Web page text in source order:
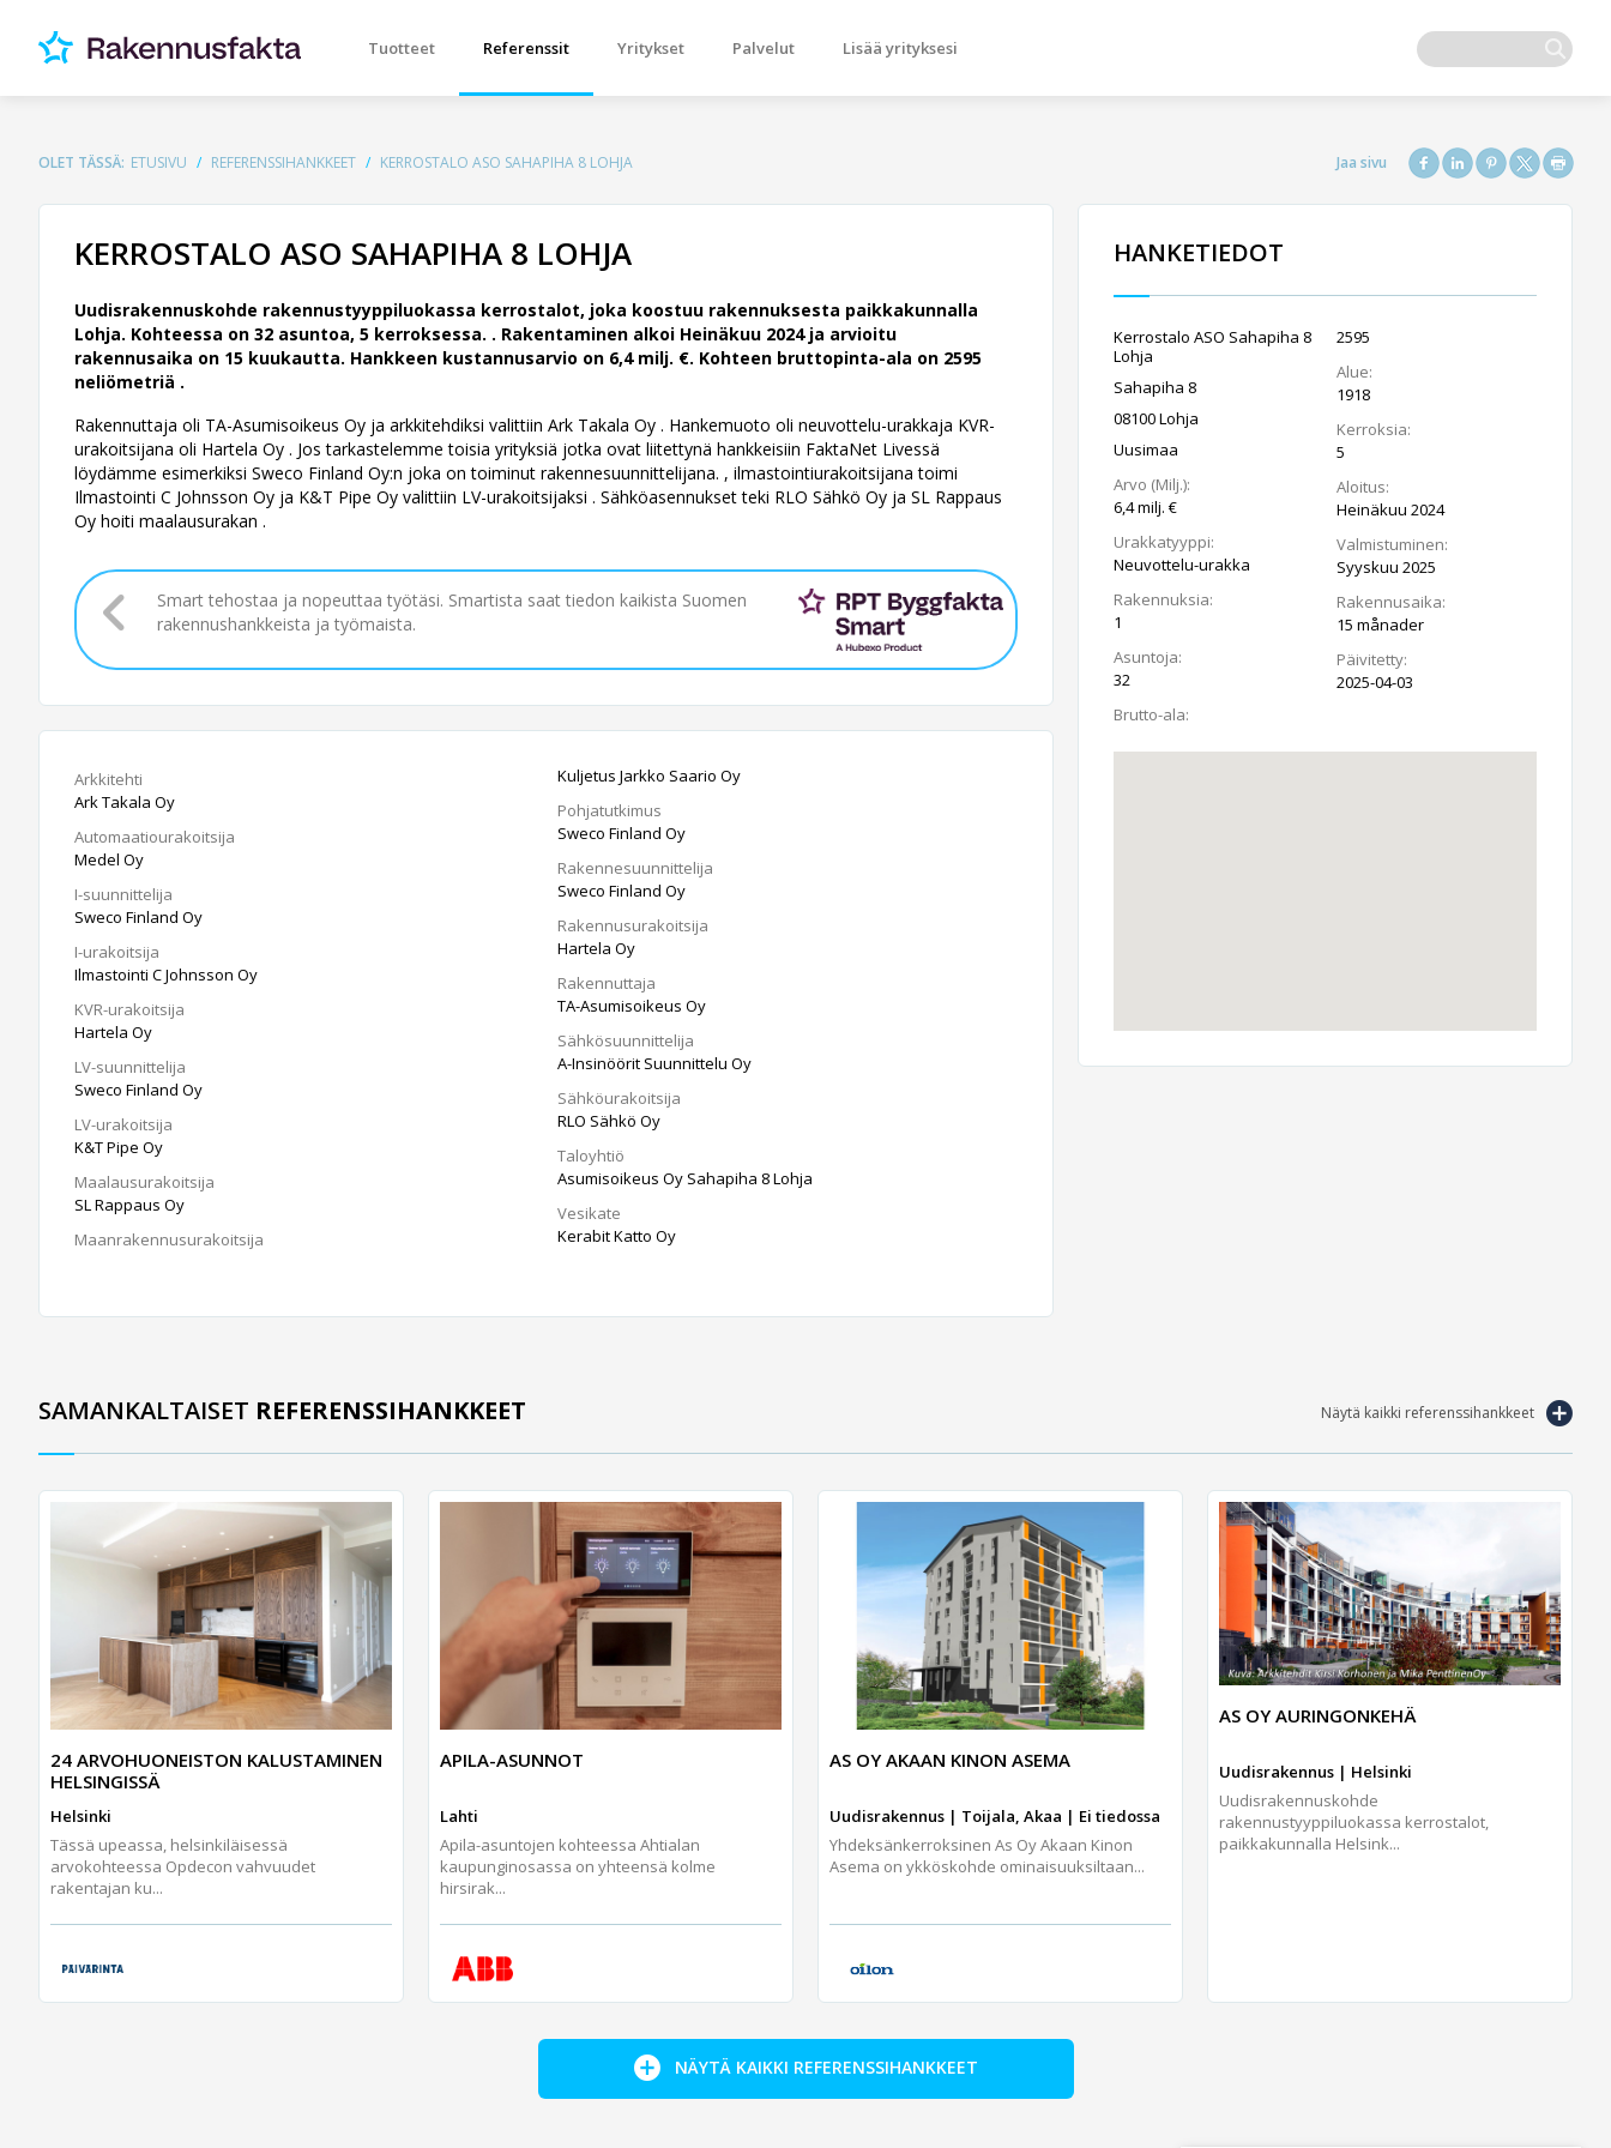
Tuotteet Referenssit Yritykset Palvelut Lisää yrityksesi
OLET TÄSSÄ: ETUSIVU REFERENSSIHANKKEET KERROSTALO ASO SAHAPIHA 8 LOHJA
KERROSTALO ASO SAHAPIHA 8 LOHJA
Uudisrakennuskohde rakennustyyppiluokassa kerrostalot, joka koostuu rakennuksesta paikkakunnalla
Lohja. Kohteessa on 32 asuntoa, 5 kerroksessa. . Rakentaminen alkoi Heinäkuu 2024 ja arvioitu
rakennusaika on 15 kuukautta. Hankkeen kustannusarvio on 6,4 milj. €. Kohteen bruttopinta-ala on 2595
neliömetriä .
Rakennuttaja oli TA-Asumisoikeus Oy ja arkkitehdiksi valittiin Ark Takala Oy . Hankemuoto oli neuvottelu-urakkaja KVR-
urakoitsijana oli Hartela Oy . Jos tarkastelemme toisia yrityksiä jotka ovat liitettynä hankkeisiin FaktaNet Livessä
löydämme esimerkiksi Sweco Finland Oy:n joka on toiminut rakennesuunnittelijana. , ilmastointiurakoitsijana toimi
Ilmastointi C Johnsson Oy ja K&T Pipe Oy valittiin LV-urakoitsijaksi . Sähköasennukset teki RLO Sähkö Oy ja SL Rappaus
Oy hoiti maalausurakan .
Smart tehostaa ja nopeuttaa työtäsi. Smartista saat tiedon kaikista Suomen
rakennushankkeista ja työmaista.
Arkkitehti
Ark Takala Oy
Automaatiourakoitsija
Medel Oy
I-suunnittelija
Sweco Finland Oy
I-urakoitsija
Ilmastointi C Johnsson Oy
KVR-urakoitsija
Hartela Oy
LV-suunnittelija
Sweco Finland Oy
LV-urakoitsija
K&T Pipe Oy
Maalausurakoitsija
SL Rappaus Oy
Maanrakennusurakoitsija
Kuljetus Jarkko Saario Oy
Pohjatutkimus
Sweco Finland Oy
Rakennesuunnittelija
Sweco Finland Oy
Rakennusurakoitsija
Hartela Oy
Rakennuttaja
TA-Asumisoikeus Oy
Sähkösuunnittelija
A-Insinöörit Suunnittelu Oy
Sähköurakoitsija
RLO Sähkö Oy
Taloyhtiö
Asumisoikeus Oy Sahapiha 8 Lohja
Vesikate
Kerabit Katto Oy
HANKETIEDOT
Kerrostalo ASO Sahapiha 8
Lohja
Sahapiha 8
08100 Lohja
Uusimaa
Arvo (Milj.):
6,4 milj. €
Urakkatyyppi:
Neuvottelu-urakka
Rakennuksia:
1
Asuntoja:
32
Brutto-ala:
2595
Alue:
1918
Kerroksia:
5
Aloitus:
Heinäkuu 2024
Valmistuminen:
Syyskuu 2025
Rakennusaika:
15 månader
Päivitetty:
2025-04-03
Näytä kaikki referenssihankkeet
SAMANKALTAISET REFERENSSIHANKKEET
24 ARVOHUONEISTON KALUSTAMINEN
HELSINGISSÄ
Helsinki
Tässä upeassa, helsinkiläisessä
arvokohteessa Opdecon vahvuudet
rakentajan ku...
APILA-ASUNNOT
Lahti
Apila-asuntojen kohteessa Ahtialan
kaupunginosassa on yhteensä kolme
hirsirak...
AS OY AKAAN KINON ASEMA
Uudisrakennus | Toijala, Akaa | Ei tiedossa
Yhdeksänkerroksinen As Oy Akaan Kinon
Asema on ykköskohde ominaisuuksiltaan...
AS OY AURINGONKEHÄ
Uudisrakennus | Helsinki
Uudisrakennuskohde
rakennustyyppiluokassa kerrostalot,
paikkakunnalla Helsink...
NÄYTÄ KAIKKI REFERENSSIHANKKEET